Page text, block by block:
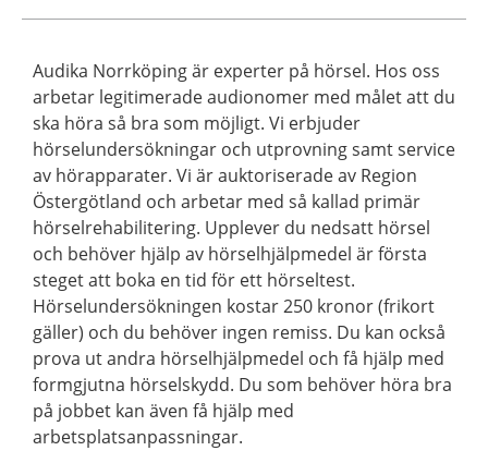
Audika Norrköping är experter på hörsel. Hos oss
arbetar legitimerade audionomer med målet att du
ska höra så bra som möjligt. Vi erbjuder
hörselundersökningar och utprovning samt service
av hörapparater. Vi är auktoriserade av Region
Östergötland och arbetar med så kallad primär
hörselrehabilitering. Upplever du nedsatt hörsel
och behöver hjälp av hörselhjälpmedel är första
steget att boka en tid för ett hörseltest.
Hörselundersökningen kostar 250 kronor (frikort
gäller) och du behöver ingen remiss. Du kan också
prova ut andra hörselhjälpmedel och få hjälp med
formgjutna hörselskydd. Du som behöver höra bra
på jobbet kan även få hjälp med
arbetsplatsanpassningar.